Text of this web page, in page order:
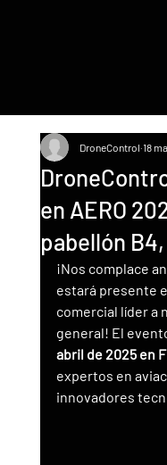
en AERO
pabellón
DroneControl 18
¡Nos complace
estará presente
comercial líder a
general! El
abril de 2025 en
expertos en
innovadores